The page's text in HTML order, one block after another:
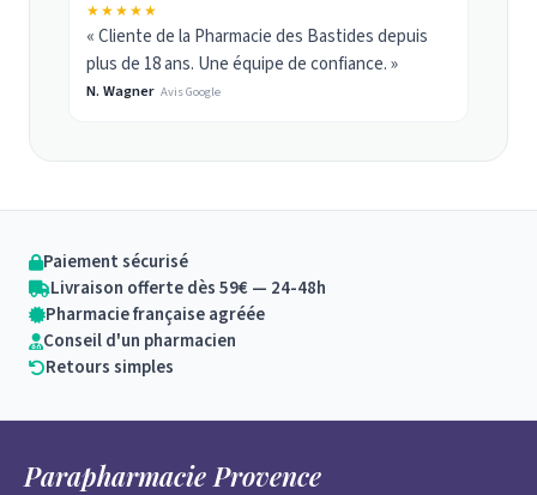
★★★★★
« Cliente de la Pharmacie des Bastides depuis
plus de 18 ans. Une équipe de confiance. »
N. Wagner Avis Google
Paiement sécurisé
Livraison offerte dès 59€ — 24-48h
Pharmacie française agréée
Conseil d'un pharmacien
Retours simples
Parapharmacie Provence